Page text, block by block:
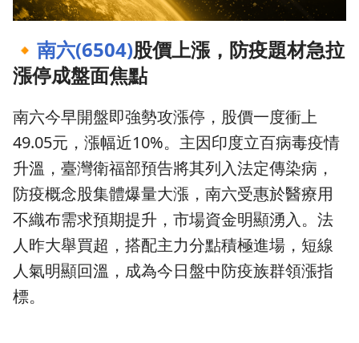
🔸 南六(6504)股價上漲，防疫題材急拉
漲停成盤面焦點
南六今早開盤即強勢攻漲停，股價一度衝上
49.05元，漲幅近10%。主因印度立百病毒疫情
升溫，臺灣衛福部預告將其列入法定傳染病，
防疫概念股集體爆量大漲，南六受惠於醫療用
不織布需求預期提升，市場資金明顯湧入。法
人昨大舉買超，搭配主力分點積極進場，短線
人氣明顯回溫，成為今日盤中防疫族群領漲指
標。